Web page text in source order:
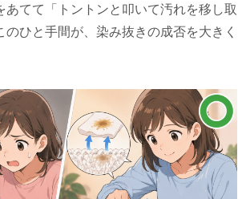
あてて「トントンと叩いて汚れを移し取
のひと手間が、染み抜きの成否を大きく